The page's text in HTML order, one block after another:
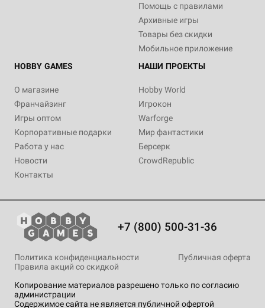
Помощь с правилами
Архивные игры
Товары без скидки
Мобильное приложение
HOBBY GAMES
О магазине
Франчайзинг
Игры оптом
Корпоративные подарки
Работа у нас
Новости
Контакты
НАШИ ПРОЕКТЫ
Hobby World
Игрокон
Warforge
Мир фантастики
Берсерк
CrowdRepublic
+7 (800) 500-31-36
Копирование материалов разрешено только по согласию
администрации
Содержимое сайта не является публичной офертой
Политика конфиденциальности
Публичная оферта
Правила акций со скидкой